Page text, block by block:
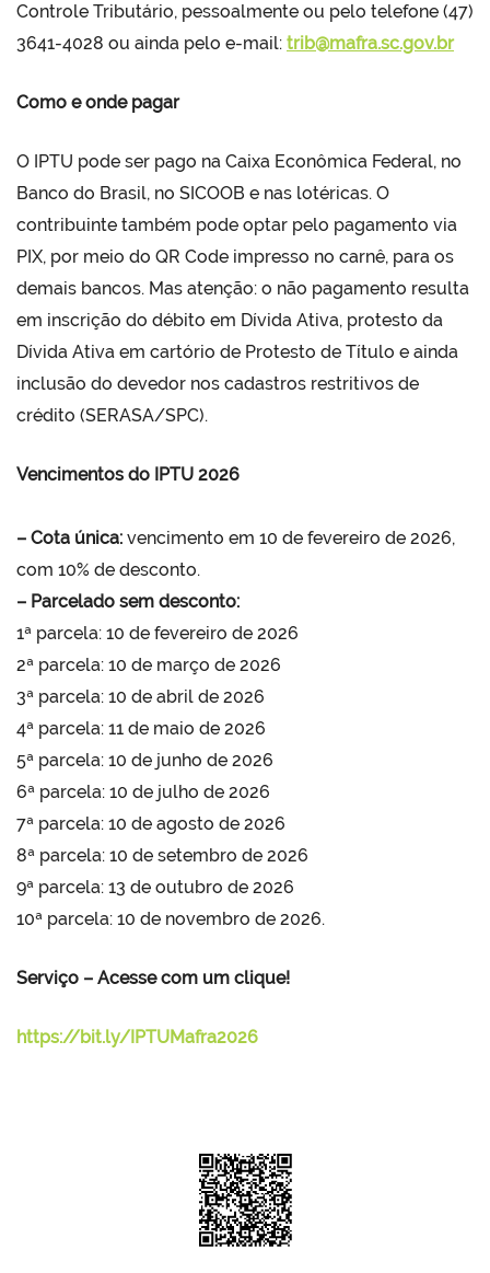
Controle Tributário, pessoalmente ou pelo telefone (47)
3641-4028 ou ainda pelo e-mail: trib@mafra.sc.gov.br
Como e onde pagar
O IPTU pode ser pago na Caixa Econômica Federal, no
Banco do Brasil, no SICOOB e nas lotéricas. O
contribuinte também pode optar pelo pagamento via
PIX, por meio do QR Code impresso no carnê, para os
demais bancos. Mas atenção: o não pagamento resulta
em inscrição do débito em Dívida Ativa, protesto da
Dívida Ativa em cartório de Protesto de Título e ainda
inclusão do devedor nos cadastros restritivos de
crédito (SERASA/SPC).
Vencimentos do IPTU 2026
– Cota única: vencimento em 10 de fevereiro de 2026,
com 10% de desconto.
– Parcelado sem desconto:
1ª parcela: 10 de fevereiro de 2026
2ª parcela: 10 de março de 2026
3ª parcela: 10 de abril de 2026
4ª parcela: 11 de maio de 2026
5ª parcela: 10 de junho de 2026
6ª parcela: 10 de julho de 2026
7ª parcela: 10 de agosto de 2026
8ª parcela: 10 de setembro de 2026
9ª parcela: 13 de outubro de 2026
10ª parcela: 10 de novembro de 2026.
Serviço – Acesse com um clique!
https://bit.ly/IPTUMafra2026